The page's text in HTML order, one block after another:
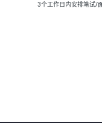
3个工作日内安排笔试/